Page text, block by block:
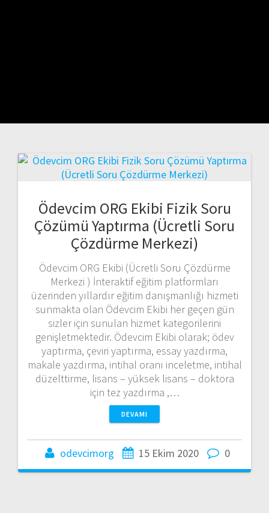
Ödevcim ORG Ekibi Fizik Soru
Çözümü Yaptırma (Ücretli Soru
Çözdürme Merkezi)
Ödevcim ORG Ekibi (Ücretli Soru Çözdürme
Merkezi ) İnteraktif eğitim platformları
üzerinden yıllardır eğitim danışmanlığı hizmeti
sunmakta olan Ödevcim Ekibi her geçen gün
sizler için sunulan hizmet kategorilerini
genişletmektedir. Ödevcim Ekibi olarak; ödev
yaptırma, çeviri yaptırma, essay yazdırma,
makale yazdırma, intihal oranı inceletme, intihal
düzelttirme, lisans – yüksek lisans – doktora
için tez yazdırma ,…
DEVAMI
odevcimorg 15 Ekim 2020 0